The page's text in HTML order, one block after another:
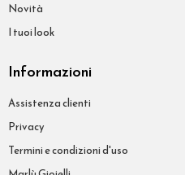
Novità
I tuoi look
Informazioni
Assistenza clienti
Privacy
Termini e condizioni d'uso